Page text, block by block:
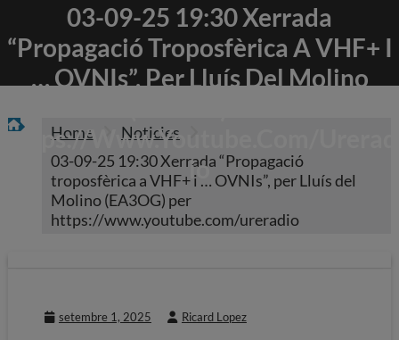
03-09-25 19:30 Xerrada
“Propagació Troposfèrica A VHF+ I
… OVNIs”, Per Lluís Del Molino
Https://www.youtube.com/urerad
Io
Home
Noticies
03-09-25 19:30 Xerrada “Propagació
troposfèrica a VHF+ i … OVNIs”, per Lluís del
Molino (EA3OG) per
https://www.youtube.com/ureradio
setembre 1, 2025 Ricard Lopez